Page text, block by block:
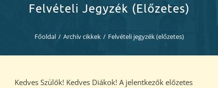
Diákjaink
Felvételi Jegyzék (előzetes)
Főoldal / Archív cikkek / Felvételi jegyzék (előzetes)
Kedves Szülők! Kedves Diákok! A jelentkezők előzetes